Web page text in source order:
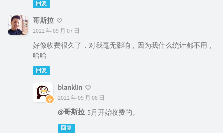
回复
哥斯拉
2022 年 09 月 07 日
好像收费很久了，对我毫无影响，因为我什么统计都不用，
哈哈
回复
blanklin
2022 年 09 月 08 日
@哥斯拉 5月开始收费的。
回复